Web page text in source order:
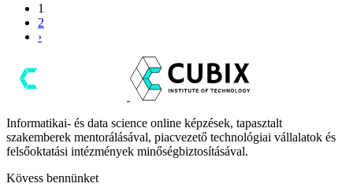
1
2
›
Informatikai- és data science online képzések, tapasztalt
szakemberek mentorálásával, piacvezető technológiai vállalatok és
felsőoktatási intézmények minőségbiztosításával.
Kövess bennünket